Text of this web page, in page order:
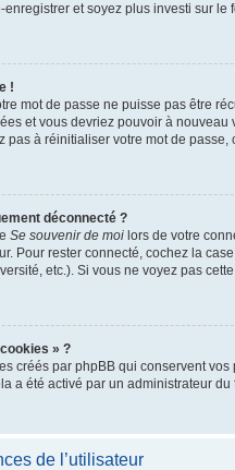
et soyez plus investi sur le
!
mot de passe ne puisse pas être
et vous devriez pouvoir à nouveau
pas à réinitialiser votre mot de
déconnecté ?
Se souvenir de moi lors de votre
Pour rester connecté, cochez la case
etc.). Si vous ne voyez pas
» ?
créés par phpBB qui conservent
a été activé par un administrateur
de l’utilisateur